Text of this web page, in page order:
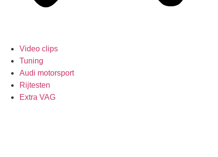
Video clips
Tuning
Audi motorsport
Rijtesten
Extra VAG